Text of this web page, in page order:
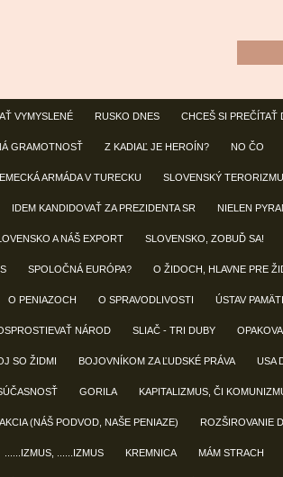
VYMYSLENÉ RUSKO DNES CHCEŠ SI PREČÍTAŤ
GRAMOTNOSŤ Z KADIAĽ JE HEROÍN? NO ČO
ARMÁDA V TURECKU SLOVENSKÝ
IDEM KANDIDOVAŤ ZA PREZIDENTA SR NIELEN
A NÁŠ EXPORT SLOVENSKO, ZOBUĎ SA!
SPOLOČNÁ EURÓPA? O ŽIDOCH, HLAVNE PRE
O PENIAZOCH O SPRAVODLIVOSTI ÚSTAV
NÁROD SLIAČ - TRI DUBY
SO ŽIDMI BOJOVNÍKOM ZA ĽUDSKÉ PRÁVA USA
GORILA KAPITALIZMUS, ČI
(NÁŠ PODVOD, NAŠE PENIAZE) ROZŠIROVANIE
......IZMUS, ......IZMUS KREMNICA MÁM STRACH